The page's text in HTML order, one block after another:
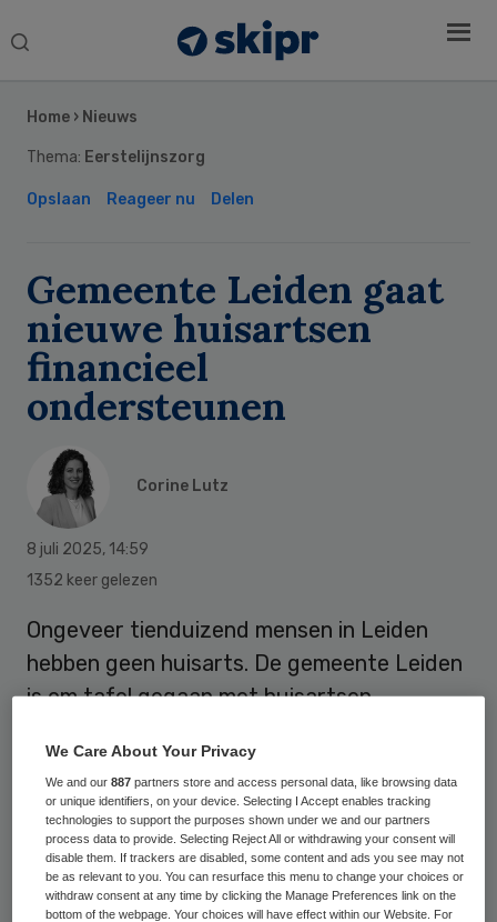
Search
Home › Nieuws
Thema: Eerstelijnszorg
Opslaan Reageer nu Delen
Gemeente Leiden gaat
nieuwe huisartsen
financieel
ondersteunen
Corine Lutz
8 juli 2025, 14:59
1352 keer gelezen
Ongeveer tienduizend mensen in Leiden
hebben geen huisarts. De gemeente Leiden
is om tafel gegaan met huisartsen,
partijen en gaat huisartsen ondersteunen.
De gemeente wil bij nieuwbouwprojecten
afspraken maken met ontwikkelaars, zodat
er ruimte wordt gereserveerd voor
Sidebar
We Care About Your Privacy
We and our887 partners store and access personal data, like browsing data
or unique identifiers, on your device. Selecting I Accept enables tracking
technologies to support the purposes shown under we and our partners
process data to provide. Selecting Reject All or withdrawing your consent will
disable them. If trackers are disabled, some content and ads you see may not
be as relevant to you. You can resurface this menu to change your choices or
withdraw consent at any time by clicking the Manage Preferences link on the
bottom of the webpage. Your choices will have effect within our Website. For